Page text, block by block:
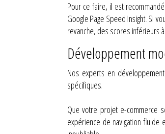
Pour ce faire, il est
Google Page Speed Insight. Si
revanche, des scores inférieurs
Développement
Nos experts en
spécifiques.
Que votre projet e-commerce
expérience de navigation